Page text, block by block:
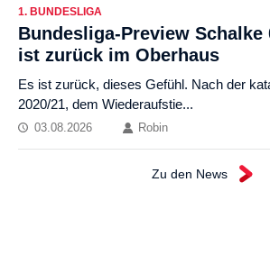
1. BUNDESLIGA
Bundesliga-Preview Schalke
ist zurück im Oberhaus
Es ist zurück, dieses Gefühl. Nach der
2020/21, dem Wiederaufstie...
03.08.2026 Robin
Zu den News